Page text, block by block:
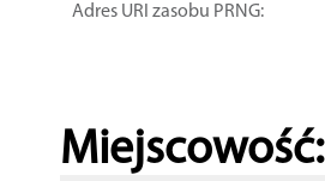
Adres URI zasobu PRNG:
Miejscowość: